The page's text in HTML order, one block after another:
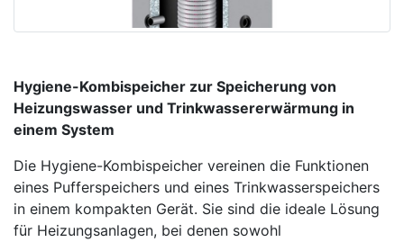
Hygiene-Kombispeicher zur Speicherung von
Heizungswasser und Trinkwassererwärmung in
einem System
Die Hygiene-Kombispeicher vereinen die Funktionen
eines Pufferspeichers und eines Trinkwasserspeichers
in einem kompakten Gerät. Sie sind die ideale Lösung
für Heizungsanlagen, bei denen sowohl